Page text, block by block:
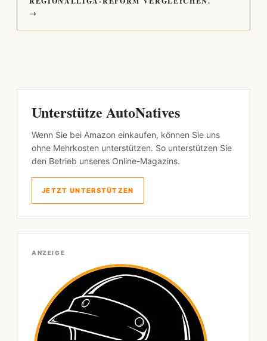
→
Unterstütze AutoNatives
Wenn Sie bei Amazon einkaufen, können Sie uns
ohne Mehrkosten unterstützen. So unterstützen Sie
den Betrieb unseres Online-Magazins.
JETZT UNTERSTÜTZEN
ANZEIGE